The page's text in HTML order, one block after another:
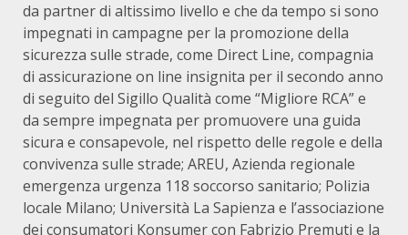
da partner di altissimo livello e che da tempo si sono
impegnati in campagne per la promozione della
sicurezza sulle strade, come Direct Line, compagnia
di assicurazione on line insignita per il secondo anno
di seguito del Sigillo Qualità come “Migliore RCA” e
da sempre impegnata per promuovere una guida
sicura e consapevole, nel rispetto delle regole e della
convivenza sulle strade; AREU, Azienda regionale
emergenza urgenza 118 soccorso sanitario; Polizia
locale Milano; Università La Sapienza e l’associazione
dei consumatori Konsumer con Fabrizio Premuti e la